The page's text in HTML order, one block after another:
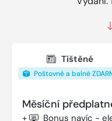
Tištěné
Poštovné a balné
Měsíční
+ Bonus navíc -